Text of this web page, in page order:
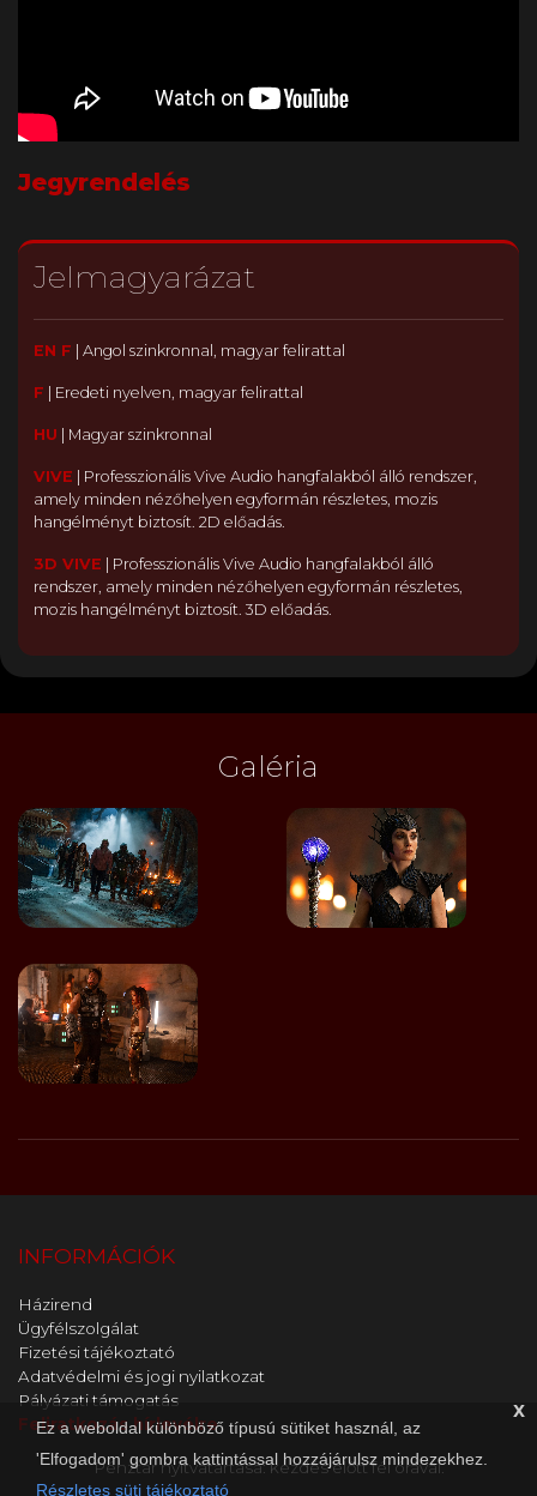
Jegyrendelés
Jelmagyarázat
EN F Angol szinkronnal, magyar felirattal
F Eredeti nyelven, magyar felirattal
HU Magyar szinkronnal
VIVE
Professzionális Vive Audio hangfalakból álló rendszer,
amely minden nézőhelyen egyformán részletes, mozis
hangélményt biztosít. 2D előadás.
3D VIVE
Professzionális Vive Audio hangfalakból álló
rendszer, amely minden nézőhelyen egyformán részletes,
mozis hangélményt biztosít. 3D előadás.
Galéria
x
Ez a weboldal különböző típusú sütiket használ, az
'Elfogadom' gombra kattintással hozzájárulsz mindezekhez.
Részletes süti tájékoztató
INFORMÁCIÓK
Házirend
Ügyfélszolgálat
Fizetési tájékoztató
Adatvédelmi és jogi nyilatkozat
Pályázati támogatás
Feliratkozás hírlevélre
Pénztár nyitvatartása: kezdés előtt fél órával.